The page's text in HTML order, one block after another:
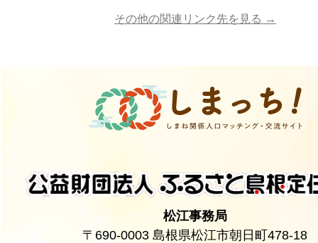
その他の関連リンク先を見る →
松江事務局
〒690-0003 島根県松江市朝日町478-18